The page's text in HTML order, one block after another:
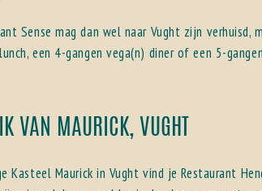
Sense mag dan wel naar Vught zijn
een 4-gangen vega(n) diner of een 5-
VAN MAURICK, VUGHT
Kasteel Maurick in Vught vind je Restaurant